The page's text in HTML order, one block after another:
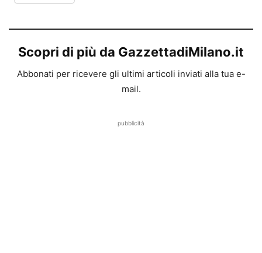
Scopri di più da GazzettadiMilano.it
Abbonati per ricevere gli ultimi articoli inviati alla tua e-
mail.
pubblicità